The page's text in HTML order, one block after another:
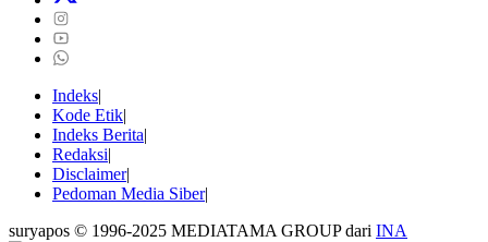
Indeks
Kode Etik
Indeks Berita
Redaksi
Disclaimer
Pedoman Media Siber
suryapos © 1996-2025 MEDIATAMA GROUP dari INA